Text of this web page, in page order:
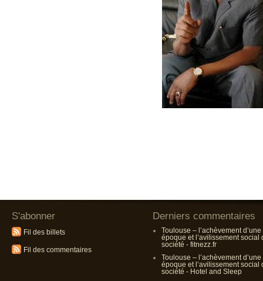
S'abonner
Fil des billets
Fil des commentaires
Derniers commentaires
Toulouse – l’achèvement d’une
époque et l’avilissement social
société - fitnezz.fr
Toulouse – l’achèvement d’une
époque et l’avilissement social
société - Hotel and Sleep